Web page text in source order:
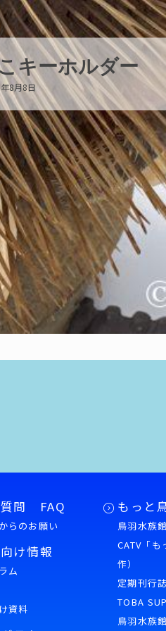
が交接していま
8月7日
質問 FAQ
らのお願い
け情報
ム
資料
もっと
鳥羽水族
CATV「
作）
定期刊行
TOBA
鳥羽水族